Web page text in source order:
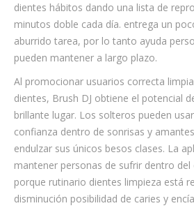
dientes hábitos dando una lista de
minutos doble cada día. entrega un
aburrido ​​tarea, por lo tanto ayuda
pueden mantener a largo plazo.
Al promocionar usuarios correcta
dientes, Brush DJ obtiene el potencial
brillante lugar. Los solteros pueden
confianza dentro de sonrisas y
endulzar sus únicos besos clases. La
mantener personas de sufrir dentro
porque rutinario dientes limpieza está
disminución posibilidad de caries y